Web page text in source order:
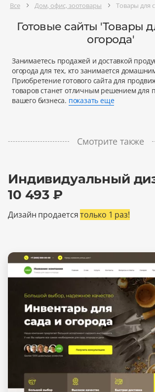
Все Дом, офис, зоотовары Товары для
Готовые сайты 'Товары
огорода'
Занимаетесь продажей и доставкой
огорода для тех, кто занимается
Приобретение готового сайта для
товаров станет отличным решением для
вашего бизнеса. показать еще
Смотрите также
Индивидуальный
10 493 ₽
Дизайн продаетсятолько 1 раз!